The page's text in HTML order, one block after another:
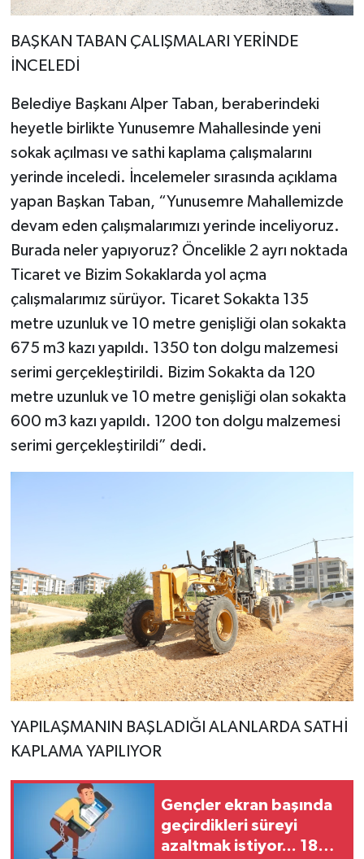
BAŞKAN TABAN ÇALIŞMALARI YERİNDE
İNCELEDİ
Belediye Başkanı Alper Taban, beraberindeki
heyetle birlikte Yunusemre Mahallesinde yeni
sokak açılması ve sathi kaplama çalışmalarını
yerinde inceledi. İncelemeler sırasında açıklama
yapan Başkan Taban, “Yunusemre Mahallemizde
devam eden çalışmalarımızı yerinde inceliyoruz.
Burada neler yapıyoruz? Öncelikle 2 ayrı noktada
Ticaret ve Bizim Sokaklarda yol açma
çalışmalarımız sürüyor. Ticaret Sokakta 135
metre uzunluk ve 10 metre genişliği olan sokakta
675 m3 kazı yapıldı. 1350 ton dolgu malzemesi
serimi gerçekleştirildi. Bizim Sokakta da 120
metre uzunluk ve 10 metre genişliği olan sokakta
600 m3 kazı yapıldı. 1200 ton dolgu malzemesi
serimi gerçekleştirildi” dedi.
YAPILAŞMANIN BAŞLADIĞI ALANLARDA SATHİ
KAPLAMA YAPILIYOR
Gençler ekran başında
geçirdikleri süreyi
azaltmak istiyor... 18